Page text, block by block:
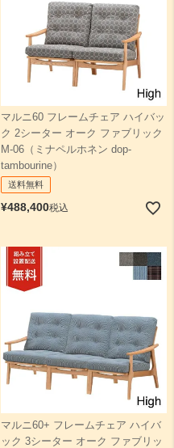
マルニ60 フレームチェア ハイバッ
ク 2シーター オーク ファブリック
M-06（ミナペルホネン dop-
tambourine）
送料無料
¥488,400税込
マルニ60+ フレームチェア ハイバ
ック 3シーター オーク ファブリッ